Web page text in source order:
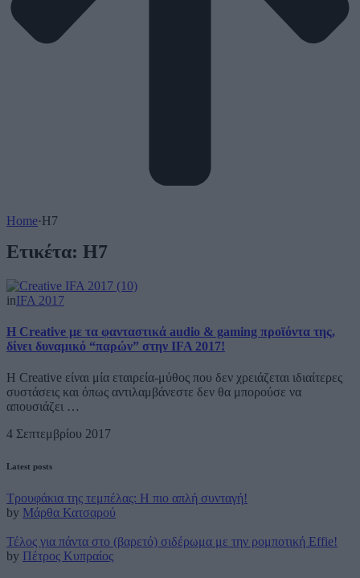
Home·H7
Ετικέτα: H7
inIFA 2017
Η Creative με τα φανταστικά audio & gaming προϊόντα της,
δίνει δυναμικό “παρών” στην IFA 2017!
Η Creative είναι μία εταιρεία-μύθος που δεν χρειάζεται ιδιαίτερες
συστάσεις και όπως αντιλαμβάνεστε δεν θα μπορούσε να
απουσιάζει …
4 Σεπτεμβρίου 2017
Latest posts
Τρουφάκια της τεμπέλας: Η πιο απλή συνταγή!
by Μάρθα Κατσαρού
Τέλος για πάντα στο (βαρετό) σιδέρωμα με την ρομποτική Effie!
by Πέτρος Κυπραίος